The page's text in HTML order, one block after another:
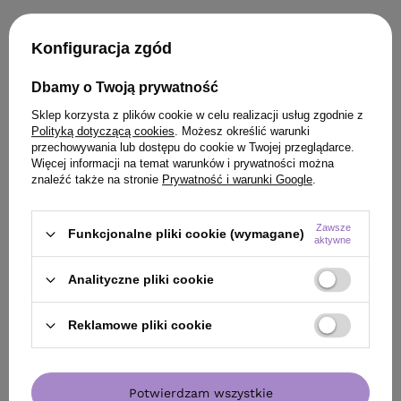
KLIENCI, KTÓRZY KUPILI TEN
PRODUKT KUPILI TAKŻE
BESTSELLER BESTSELLER
Konfiguracja zgód
Dbamy o Twoją prywatność
Sklep korzysta z plików cookie w celu realizacji usług zgodnie z
Polityką dotyczącą cookies. Możesz określić warunki
przechowywania lub dostępu do cookie w Twojej przeglądarce.
Więcej informacji na temat warunków i prywatności można
znaleźć także na stronie Prywatność i warunki Google.
Funkcjonalne pliki cookie (wymagane)
Zawsze
aktywne
Analityczne pliki cookie
Reklamowe pliki cookie
Potwierdzam wszystkie